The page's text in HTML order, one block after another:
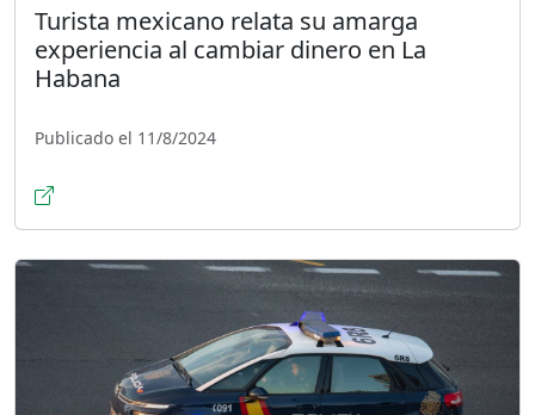
Turista mexicano relata su amarga
experiencia al cambiar dinero en La
Habana
Publicado el 11/8/2024